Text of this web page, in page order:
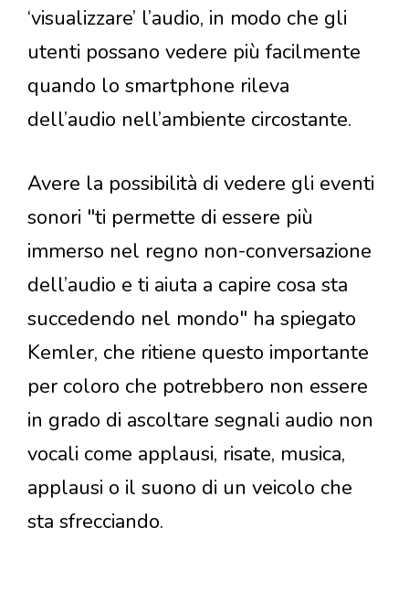
‘visualizzare’ l’audio, in modo che gli
utenti possano vedere più facilmente
quando lo smartphone rileva
dell’audio nell’ambiente circostante.
Avere la possibilità di vedere gli eventi
sonori "ti permette di essere più
immerso nel regno non-conversazione
dell’audio e ti aiuta a capire cosa sta
succedendo nel mondo" ha spiegato
Kemler, che ritiene questo importante
per coloro che potrebbero non essere
in grado di ascoltare segnali audio non
vocali come applausi, risate, musica,
applausi o il suono di un veicolo che
sta sfrecciando.